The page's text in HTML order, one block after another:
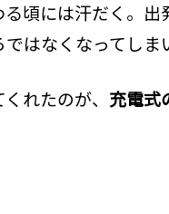
頃には汗だく。出
はなくなってしま
れたのが、 充電式